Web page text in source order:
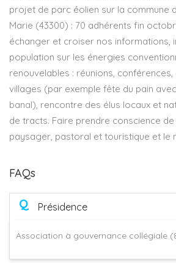
projet de parc éolien sur la commune
Marie (43300) : 70 adhérents fin
échanger et croiser nos informations,
population sur les énergies
renouvelables : réunions,
villages (par exemple fête du pain
banal), rencontre des élus locaux et
de tracts. Faire prendre conscience
paysager, pastoral et touristique et le
FAQs
Q Présidence
Association à gouvernance collégiale